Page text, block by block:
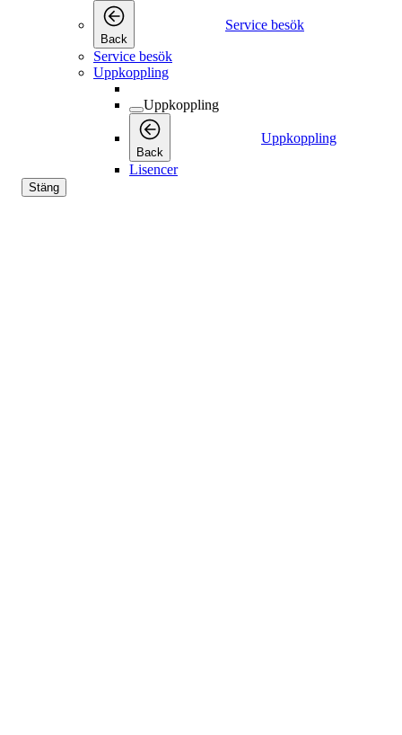
Back
Service besök
Service besök
Uppkoppling
Uppkoppling
Back
Uppkoppling
Lisencer
Stäng